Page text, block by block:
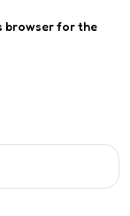
browser for the